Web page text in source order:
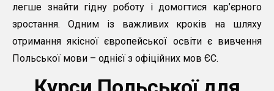
легше знайти гідну роботу і домогтися кар’єрного
зростання. Одним із важливих кроків на шляху
отримання якісної європейської освіти є вивчення
Польської мови – однієї з офіційних мов ЄС.